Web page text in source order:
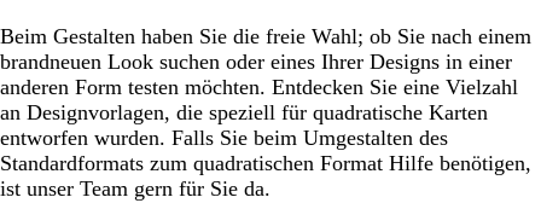
Beim Gestalten haben Sie die freie Wahl; ob Sie nach einem
brandneuen Look suchen oder eines Ihrer Designs in einer
anderen Form testen möchten. Entdecken Sie eine Vielzahl
an Designvorlagen, die speziell für quadratische Karten
entworfen wurden. Falls Sie beim Umgestalten des
Standardformats zum quadratischen Format Hilfe benötigen,
ist unser Team gern für Sie da.